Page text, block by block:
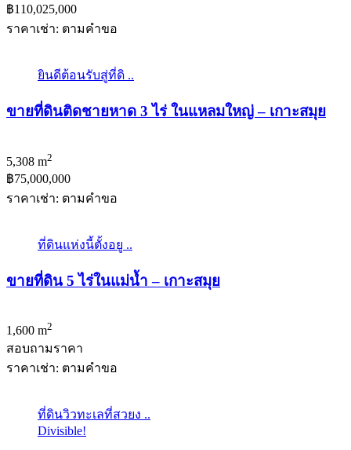
฿110,025,000
ราคาเช่า: ตามคําขอ
ยินดีต้อนรับสู่ที่ดิ ..
ขายที่ดินติดชายหาด 3 ไร่ ในแหลมใหญ่ – เกาะสมุย
5,308 m2
฿75,000,000
ราคาเช่า: ตามคําขอ
ที่ดินแห่งนี้ตั้งอยู ..
ขายที่ดิน 5 ไร่ในแม่น้ำ – เกาะสมุย
1,600 m2
สอบถามราคา
ราคาเช่า: ตามคําขอ
ที่ดินวิวทะเลที่สวยง ..
Divisible!